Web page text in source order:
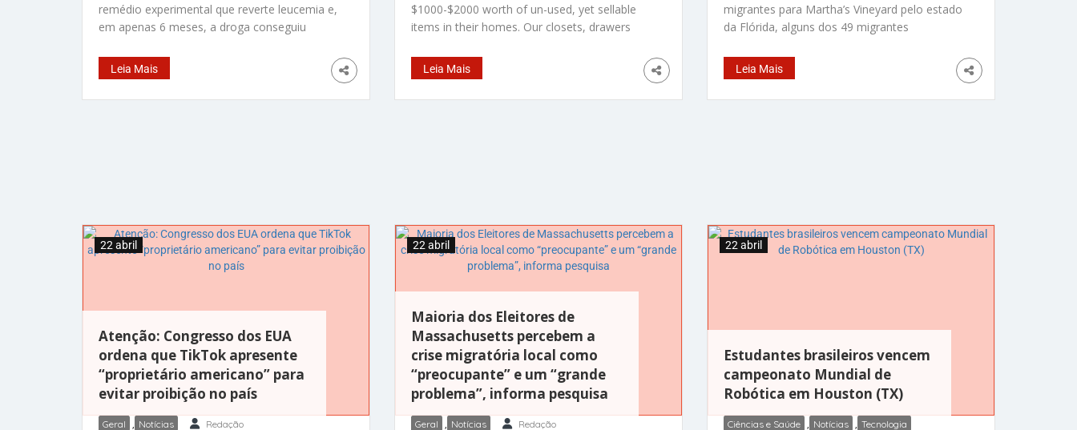
remédio experimental que reverte leucemia e,
em apenas 6 meses, a droga conseguiu
Murphy, de 59 anos, havia sido desenganado
pelos médicos. Disseram que ele teria apenas
meses de vida, antes de participar dos testes
Leia Mais
$1000-$2000 worth of un-used, yet sellable
items in their homes. Our closets, drawers
not use for years! And many of us looking for
innovative and easy ways to generate some
extra cash for fun or to buy something that
Leia Mais
migrantes para Martha’s Vineyard pelo estado
da Flórida, alguns dos 49 migrantes
trabalhar legalmente nos Estados Unidos e
estão protegidos temporariamente contra a
deportação, de acordo com uma reportagem
Leia Mais
Atenção: Congresso dos EUA
ordena que TikTok apresente
“proprietário americano” para
evitar proibição no país
22 abril
Geral , Notícias Redação
Maioria dos Eleitores de
Massachusetts percebem a
crise migratória local como
“preocupante” e um “grande
problema”, informa pesquisa
22 abril
Geral , Notícias Redação
Estudantes brasileiros vencem
campeonato Mundial de
Robótica em Houston (TX)
22 abril
Ciências e Saúde , Notícias , Tecnologia